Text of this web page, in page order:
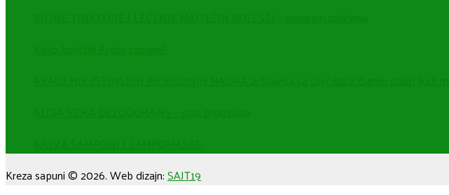
Kreza sapuni © 2026. Web dizajn:SAJT19